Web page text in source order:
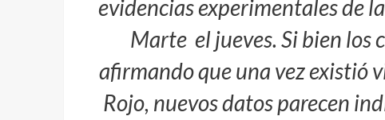
evidencias experimentales de
Marte el jueves. Si bien los
afirmando que una vez existió
Rojo, nuevos datos parecen